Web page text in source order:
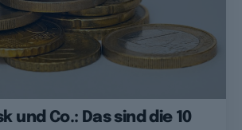
und Co.: Das sind die 10